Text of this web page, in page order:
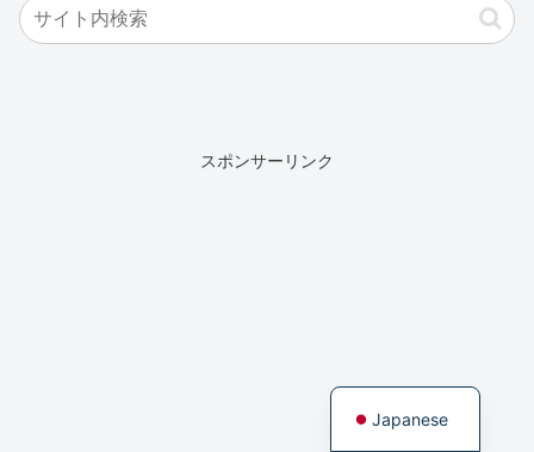
スポンサーリンク
Japanese